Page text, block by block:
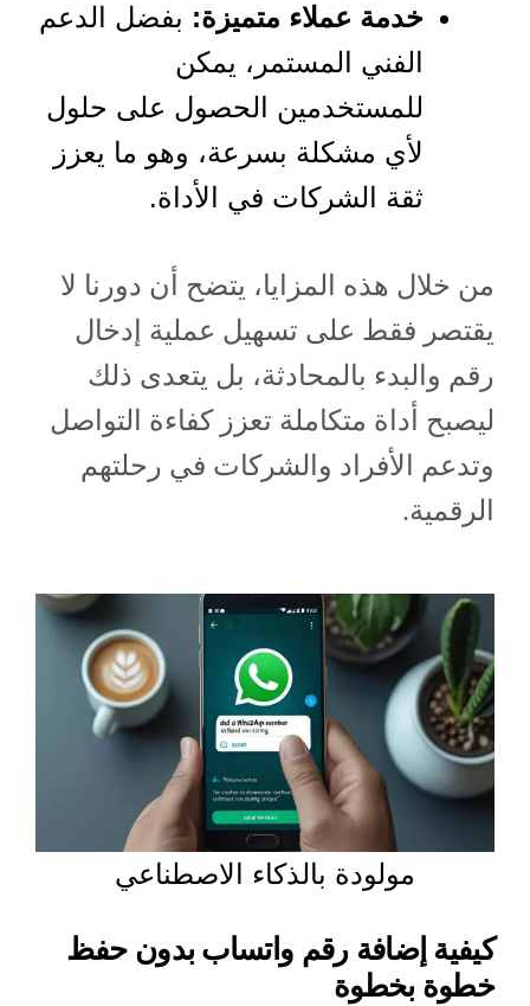
خدمة عملاء متميزة: بفضل الدعم
الفني المستمر، يمكن
للمستخدمين الحصول على حلول
لأي مشكلة بسرعة، وهو ما يعزز
ثقة الشركات في الأداة.
من خلال هذه المزايا، يتضح أن دورنا لا
يقتصر فقط على تسهيل عملية إدخال
رقم والبدء بالمحادثة، بل يتعدى ذلك
ليصبح أداة متكاملة تعزز كفاءة التواصل
وتدعم الأفراد والشركات في رحلتهم
الرقمية.
مولودة بالذكاء الاصطناعي
كيفية إضافة رقم واتساب بدون حفظ
خطوة بخطوة